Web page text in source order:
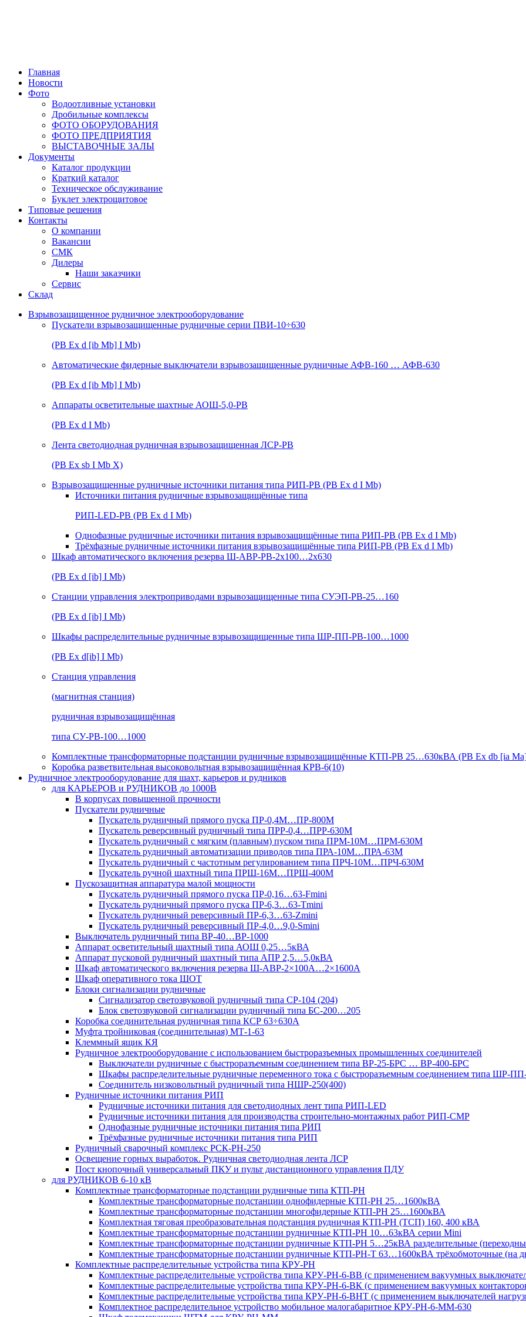
Главная
Новости
Фото
Водоотливные установки
Дробильные комплексы
ФОТО ОБОРУДОВАНИЯ
ФОТО ПРЕДПРИЯТИЯ
ВЫСТАВОЧНЫЕ ЗАЛЫ
Документы
Каталог продукции
Краткий каталог
Техническое обслуживание
Буклет электрощитовое
Типовые решения
Контакты
О компании
Вакансии
СМК
Дилеры
Наши заказчики
Сервис
Склад
Взрывозащищенное рудничное электрооборудование
Пускатели взрывозащищенные рудничные серии ПВИ-10÷630
(РВ Ex d [ib Mb] I Mb)
Автоматические фидерные выключатели взрывозащищенные рудничные АФВ-160 … АФВ-630
(РВ Ex d [ib Mb] I Mb)
Аппараты осветительные шахтные АОШ-5,0-РВ
(РВ Ex d I Mb)
Лента светодиодная рудничная взрывозащищенная ЛСР-РВ
(РВ Ex sb I Mb Х)
Взрывозащищенные рудничные источники питания типа РИП-РВ (РВ Ex d I Mb)
Источники питания рудничные взрывозащищённые типа
РИП-LED-РВ (РВ Ex d I Mb)
Однофазные рудничные источники питания взрывозащищённые типа РИП-РВ (РВ Ex d I Mb)
Трёхфазные рудничные источники питания взрывозащищённые типа РИП-РВ (РВ Ex d I Mb)
Шкаф автоматического включения резерва Ш-АВР-РВ-2х100…2х630
(РВ Ex d [ib] I Mb)
Станции управления электроприводами взрывозащищенные типа СУЭП-РВ-25…160
(РВ Ex d [ib] I Mb)
Шкафы распределительные рудничные взрывозащищенные типа ШР-ПП-РВ-100…1000
(РВ Ex d[ib] I Mb)
Станция управления
(магнитная станция)
рудничная взрывозащищённая
типа СУ-РВ-100…1000
Комплектные трансформаторные подстанции рудничные взрывозащищённые КТП-РВ 25…630кВА (РВ Ex db [ia
Коробка разветвительная высоковольтная взрывозащищённая КРВ-6(10)
Рудничное электрооборудование для шахт, карьеров и рудников
для КАРЬЕРОВ и РУДНИКОВ до 1000В
В корпусах повышенной прочности
Пускатели рудничные
Пускатель рудничный прямого пуска ПР-0,4М…ПР-800М
Пускатель реверсивный рудничный типа ПРР-0,4…ПРР-630М
Пускатель рудничный с мягким (плавным) пуском типа ПРМ-10М…ПРМ-630М
Пускатель рудничный автоматизации приводов типа ПРА-10М…ПРА-63М
Пускатель рудничный с частотным регулированием типа ПРЧ-10М…ПРЧ-630М
Пускатель ручной шахтный типа ПРШ-16М…ПРШ-400М
Пускозащитная аппаратура малой мощности
Пускатель рудничный прямого пуска ПР-0,16…63-Fmini
Пускатель рудничный прямого пуска ПР-6,3…63-Tmini
Пускатель рудничный реверсивный ПР-6,3…63-Zmini
Пускатель рудничный реверсивный ПР-4,0…9,0-Smini
Выключатель рудничный типа ВР-40…ВР-1000
Аппарат осветительный шахтный типа АОШ 0,25…5кВА
Аппарат пусковой рудничный шахтный типа АПР 2,5…5,0кВА
Шкаф автоматического включения резерва Ш-АВР-2×100А…2×1600А
Шкаф оперативного тока ШОТ
Блоки сигнализации рудничные
Сигнализатор светозвуковой рудничный типа СР-104 (204)
Блок светозвуковой сигнализации рудничный типа БС-200…205
Коробка соединительная рудничная типа КСР 63÷630А
Муфта тройниковая (соединительная) МТ-1-63
Клеммный ящик КЯ
Рудничное электрооборудование с использованием быстроразъемных промышленных соединителей
Выключатели рудничные с быстроразъемным соединением типа ВР-25-БРС … ВР-400-БРС
Шкафы распределительные рудничные переменного тока с быстроразъемным соединением типа ШР-
Соединитель низковольтный рудничный типа НШР-250(400)
Рудничные источники питания РИП
Рудничные источники питания для светодиодных лент типа РИП-LED
Рудничные источники питания для производства строительно-монтажных работ РИП-СМР
Однофазные рудничные источники питания типа РИП
Трёхфазные рудничные источники питания типа РИП
Рудничный сварочный комплекс РСК-РН-250
Освещение горных выработок. Рудничная светодиодная лента ЛСР
Пост кнопочный универсальный ПКУ и пульт дистанционного управления ПДУ
для РУДНИКОВ 6-10 кВ
Комплектные трансформаторные подстанции рудничные типа КТП-РН
Комплектные трансформаторные подстанции однофидерные КТП-РН 25…1600кВА
Комплектные трансформаторные подстанции многофидерные КТП-РН 25…1600кВА
Комплектная тяговая преобразовательная подстанция рудничная КТП-РН (ТСП) 160, 400 кВА
Комплектные трансформаторные подстанции рудничные КТП-РН 10…63кВА серии Mini
Комплектные трансформаторные подстанции рудничные КТП-РН 5…25кВА разделительные
Комплектные трансформаторные подстанции рудничные КТП-РН-Т 63…1600кВА трёхобмоточные (на
Комплектные распределительные устройства типа КРУ-РН
Комплектные распределительные устройства типа КРУ-РН-6-ВВ (с применением вакуумных
Комплектные распределительные устройства типа КРУ-РН-6-ВК (с применением вакуумных
Комплектные распределительные устройства типа КРУ-РН-6-ВНТ (с применением выключателей
Комплектное распределительное устройство мобильное малогабаритное КРУ-РН-6-ММ-630